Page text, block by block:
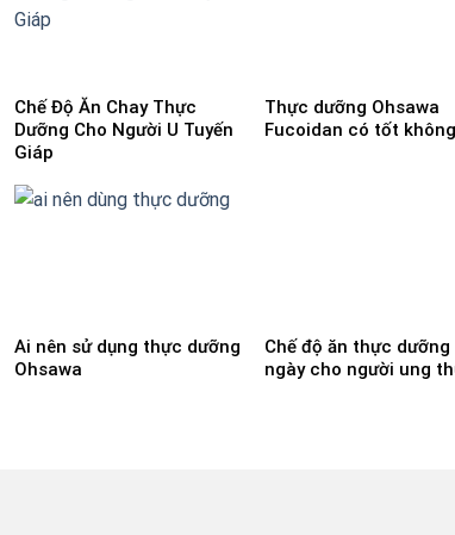
Chế Độ Ăn Chay Thực
Dưỡng Cho Người U Tuyến
Giáp
Thực dưỡng Ohsawa
Fucoidan có tốt
Ai nên sử dụng thực dưỡng
Ohsawa
Chế độ ăn thực
ngày cho người ung